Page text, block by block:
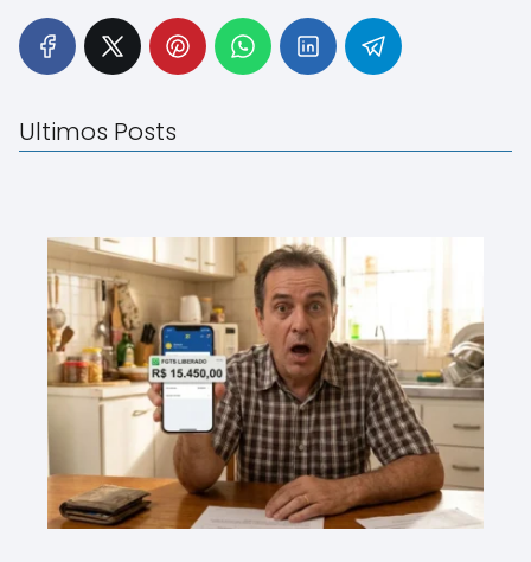
Ultimos Posts